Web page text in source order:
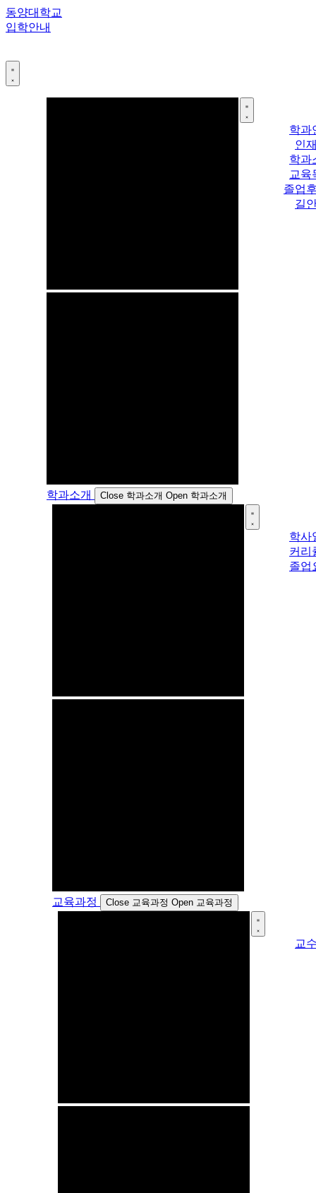
콘
텐
건
너
동양대학교
입학안내
학과소개 Close 학과소개 Open 학과소개
학과
인
학과
교육
졸업
길
교육과정 Close 교육과정 Open 교육과정
학사
커리
졸업
교